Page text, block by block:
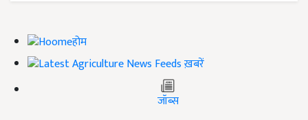
होम
ख़बरें
जॉब्स